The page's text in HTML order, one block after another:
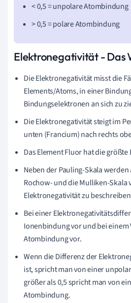
< 0,5 = unpolare Atombindung
> 0,5 = polare Atombindung
Elektronegativität - Das
Die Elektronegativität misst die
Elements/Atoms, in einer
Bindungselektronen an sich zu
Die Elektronegativität steigt im
unten (Francium) nach rechts
Das Element Fluor hat die
Neben der Pauling-Skala
Rochow- und die Mulliken-Skala
Elektronegativität zu
Bei einer
Ionenbindung vor und bei einem
Atombindung vor.
Wenn die Differenz der
ist, spricht man von einer
größer als 0,5 spricht man von
Atombindung.